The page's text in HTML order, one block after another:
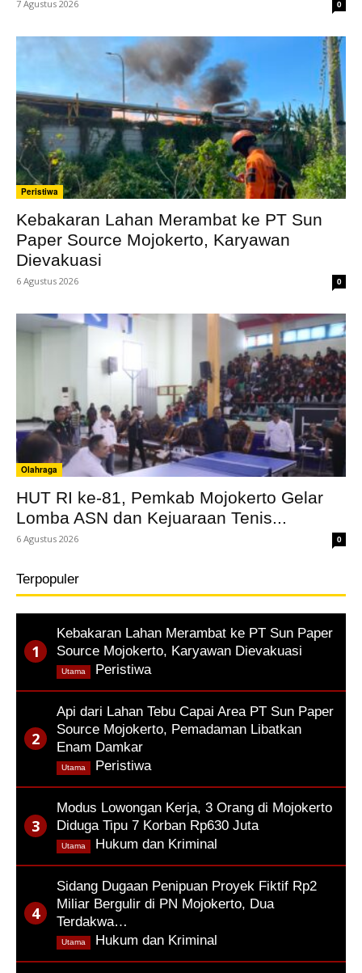
7 Agustus 2026 0
Peristiwa
Kebakaran Lahan Merambat ke PT Sun
Paper Source Mojokerto, Karyawan
Dievakuasi
6 Agustus 2026 0
Olahraga
HUT RI ke-81, Pemkab Mojokerto Gelar
Lomba ASN dan Kejuaraan Tenis...
6 Agustus 2026 0
Terpopuler
Kebakaran Lahan Merambat ke PT Sun Paper
Source Mojokerto, Karyawan Dievakuasi
Peristiwa
Utama
Api dari Lahan Tebu Capai Area PT Sun Paper
Source Mojokerto, Pemadaman Libatkan
Enam Damkar
Peristiwa
Utama
Modus Lowongan Kerja, 3 Orang di Mojokerto
Diduga Tipu 7 Korban Rp630 Juta
Hukum dan Kriminal
Utama
Sidang Dugaan Penipuan Proyek Fiktif Rp2
Miliar Bergulir di PN Mojokerto, Dua
Terdakwa…
Hukum dan Kriminal
Utama